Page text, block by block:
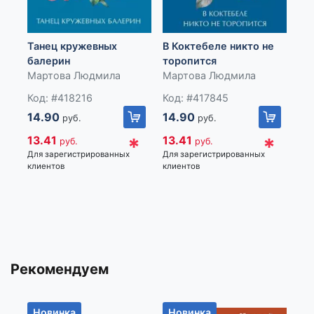
«Книжный Клуб», Республика Беларусь, 223060, Минская
обл., Минский р-н, Новодворский с/с, дом 40, помещение
12а, р-н д. Большое Стиклево
Танец кружевных
балерин
Мартова Людмила
Код: #418216
14.90 руб.
13.41 руб.
Для зарегистрированных
клиентов
*
В Коктебеле никто не
торопится
Мартова Людмила
Код: #417845
14.90 руб.
13.41 руб.
Для зарегистрированных
клиентов
*
Рекомендуем
Новинка Новинка